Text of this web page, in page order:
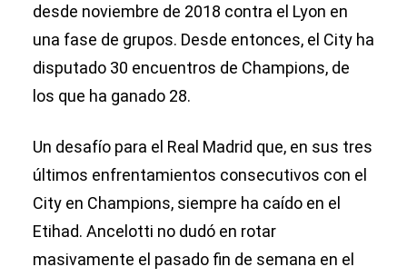
desde noviembre de 2018 contra el Lyon en
una fase de grupos. Desde entonces, el City ha
disputado 30 encuentros de Champions, de
los que ha ganado 28.
Un desafío para el Real Madrid que, en sus tres
últimos enfrentamientos consecutivos con el
City en Champions, siempre ha caído en el
Etihad. Ancelotti no dudó en rotar
masivamente el pasado fin de semana en el